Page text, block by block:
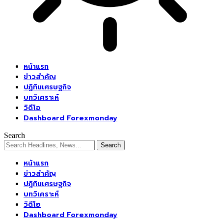
หน้าแรก
ข่าวสำคัญ
ปฏิทินเศรษฐกิจ
บทวิเคราะห์
วิดีโอ
Dashboard Forexmonday
Search
หน้าแรก
ข่าวสำคัญ
ปฏิทินเศรษฐกิจ
บทวิเคราะห์
วิดีโอ
Dashboard Forexmonday